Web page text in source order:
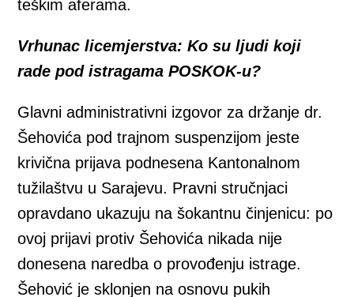
teškim aferama.
Vrhunac licemjerstva: Ko su ljudi koji
rade pod istragama POSKOK-u?
Glavni administrativni izgovor za držanje dr.
Šehovića pod trajnom suspenzijom jeste
krivična prijava podnesena Kantonalnom
tužilaštvu u Sarajevu. Pravni stručnjaci
opravdano ukazuju na šokantnu činjenicu: po
ovoj prijavi protiv Šehovića nikada nije
donesena naredba o provođenju istrage.
Šehović je sklonjen na osnovu pukih